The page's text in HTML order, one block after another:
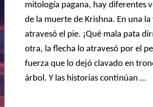
mitología pagana, hay diferentes
de la muerte de Krishna. En una la
atravesó el pie. ¡Qué mala pata
otra, la flecha lo atravesó por el
fuerza que lo dejó clavado en
árbol. Y las historias continúan …